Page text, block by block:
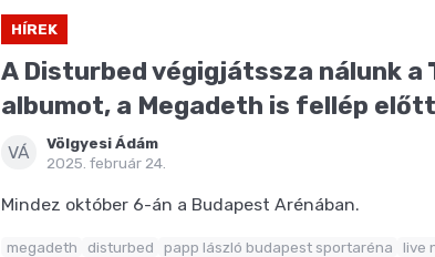
HÍREK
A Disturbed végigjátssza nálunk a
albumot, a Megadeth is fellép
VÁ
Völgyesi Ádám
2025. február 24.
Mindez október 6-án a Budapest Arénában.
megadeth disturbed papp lászló budapest sportaréna live